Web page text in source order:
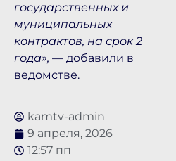
государственных и
муниципальных
контрактов, на срок 2
года», — добавили в
ведомстве.
kamtv-admin
9 апреля, 2026
12:57 пп